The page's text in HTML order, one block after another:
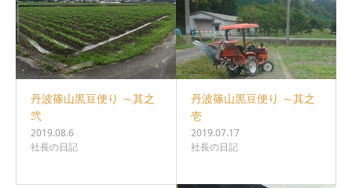
丹波篠山黒豆便り ～其之
弐
2019.08.6
社長の日記
丹波篠山黒豆便り ～其之
壱
2019.07.17
社長の日記